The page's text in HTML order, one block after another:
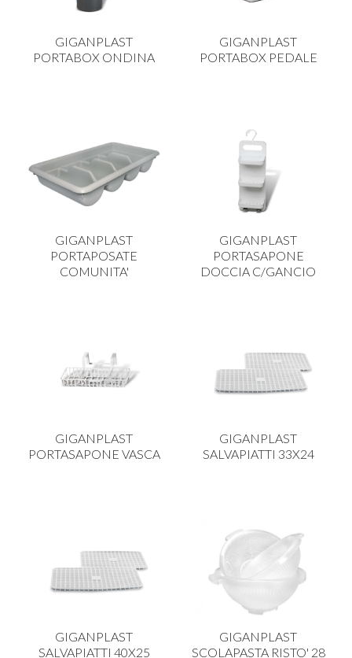
GIGANPLAST
PORTABOX ONDINA
GIGANPLAST
PORTABOX PEDALE
GIGANPLAST
PORTAPOSATE
COMUNITA'
GIGANPLAST
PORTASAPONE
DOCCIA C/GANCIO
GIGANPLAST
PORTASAPONE VASCA
GIGANPLAST
SALVAPIATTI 33X24
GIGANPLAST
SALVAPIATTI 40X25
GIGANPLAST
SCOLAPASTA RISTO' 28